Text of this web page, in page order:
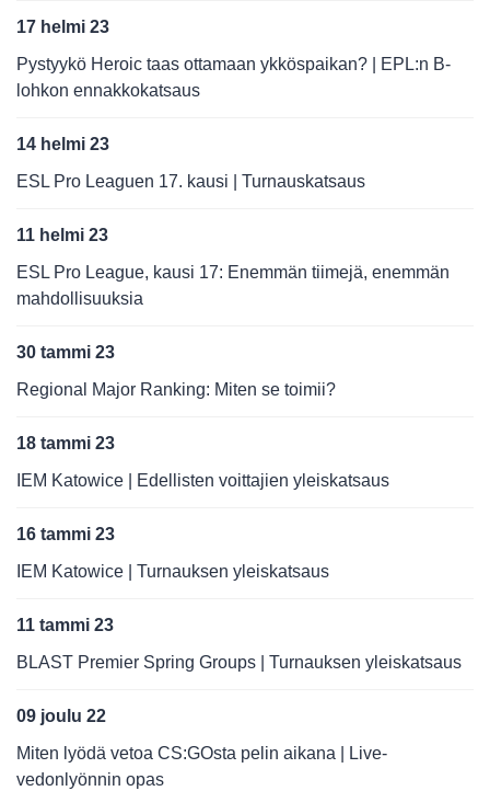
17 helmi 23
Pystyykö Heroic taas ottamaan ykköspaikan? | EPL:n B-
lohkon ennakkokatsaus
14 helmi 23
ESL Pro Leaguen 17. kausi | Turnauskatsaus
11 helmi 23
ESL Pro League, kausi 17: Enemmän tiimejä, enemmän
mahdollisuuksia
30 tammi 23
Regional Major Ranking: Miten se toimii?
18 tammi 23
IEM Katowice | Edellisten voittajien yleiskatsaus
16 tammi 23
IEM Katowice | Turnauksen yleiskatsaus
11 tammi 23
BLAST Premier Spring Groups | Turnauksen yleiskatsaus
09 joulu 22
Miten lyödä vetoa CS:GOsta pelin aikana | Live-
vedonlyönnin opas